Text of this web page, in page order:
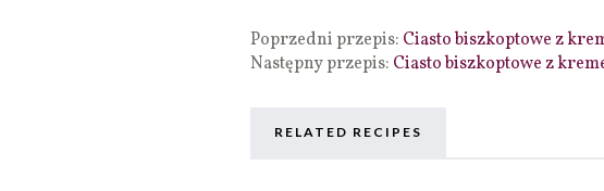
Poprzedni przepis: Ciasto biszkoptowe z
Następny przepis: Ciasto biszkoptowe z
RELATED RECIPES